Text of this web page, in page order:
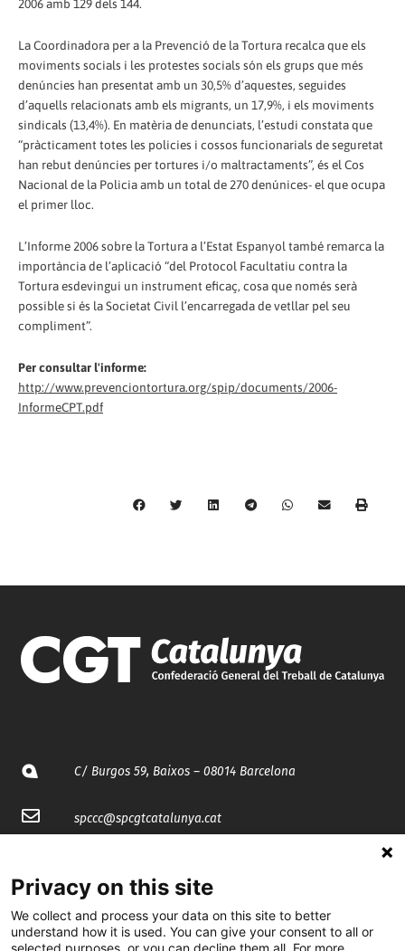
2006 amb 129 dels 144.
La Coordinadora per a la Prevenció de la Tortura recalca que els
moviments socials i les protestes socials són els grups que més
denúncies han presentat amb un 30,5% d’aquestes, seguides
d’aquells relacionats amb els migrants, un 17,9%, i els moviments
sindicals (13,4%). En matèria de denunciats, l’estudi constata que
“pràcticament totes les policies i cossos funcionarials de seguretat
han rebut denúncies per tortures i/o maltractaments”, és el Cos
Nacional de la Policia ­amb un total de 270 denúnices- el que ocupa
el primer lloc.
L’Informe 2006 sobre la Tortura a l’Estat Espanyol també remarca la
importància de l’aplicació “del Protocol Facultatiu contra la
Tortura esdevingui un instrument eficaç, cosa que només serà
possible si és la Societat Civil l’encarregada de vetllar pel seu
compliment”.
Per consultar l'informe:
http://www.prevenciontortura.org/spip/documents/2006-
InformeCPT.pdf
C/ Burgos 59, Baixos – 08014 Barcelona
spccc@spcgtcatalunya.cat
@CGTCatalunya
Privacy on this site
We collect and process your data on this site to better
understand how it is used. You can give your consent to all or
selected purposes, or you can decline them all. For more